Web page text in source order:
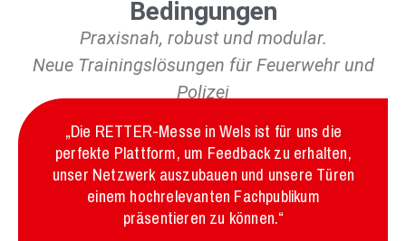
Bedingungen
Praxisnah, robust und modular.
Neue Trainingslösungen für Feuerwehr und
Polizei
„Die RETTER-Messe in Wels ist für uns die
perfekte Plattform, um Feedback zu erhalten,
unser Netzwerk auszubauen und unsere Türen
einem hochrelevanten Fachpublikum
präsentieren zu können.“